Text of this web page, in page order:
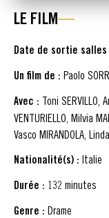
LE FILM
Date de sortie salles
Un film de : Paolo
Avec : Toni SERVILLO,
VENTURIELLO, Milvia
Vasco MIRANDOLA,
Nationalité(s) : Italie
Durée : 132 minutes
Genre : Drame